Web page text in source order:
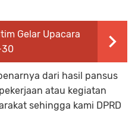
Gelar Upacara
30
dari hasil pansus
atau kegiatan
sehingga kami DPRD